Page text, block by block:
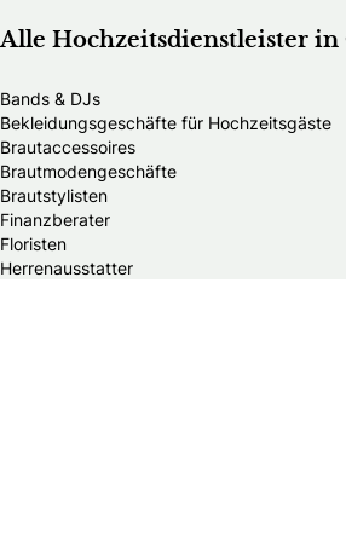
Alle Hochzeitsdienstleister in
Bands & DJs
Bekleidungsgeschäfte für Hochzeitsgäste
Brautaccessoires
Brautmodengeschäfte
Brautstylisten
Finanzberater
Floristen
Herrenausstatter